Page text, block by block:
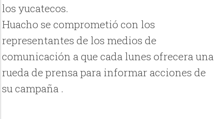
los yucatecos.
Huacho se comprometió con los
representantes de los medios de
comunicación a que cada lunes ofrecera una
rueda de prensa para informar acciones de
su campaña .